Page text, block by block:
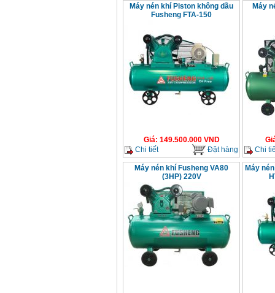
Máy nén khí Piston không dầu
Fusheng FTA-150
Giá: 149.500.000VND
Chi tiết
Đặt hàng
Máy
Chi
Máy nén khí Fusheng VA80
(3HP) 220V
Máy